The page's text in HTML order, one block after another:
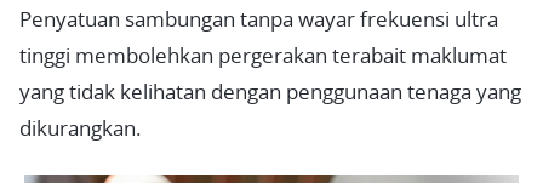
Penyatuan sambungan tanpa wayar frekuensi ultra
tinggi membolehkan pergerakan terabait maklumat
yang tidak kelihatan dengan penggunaan tenaga yang
dikurangkan.